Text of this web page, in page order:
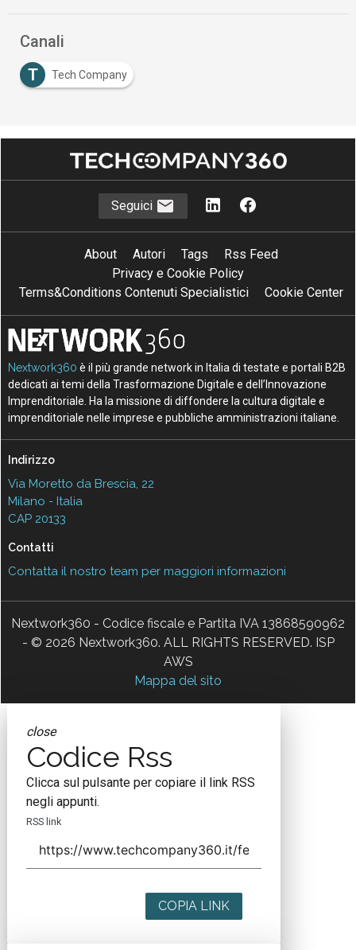
Canali
T
Tech Company
Seguici
About Autori Tags
Rss Feed
Privacy e Cookie Policy
Terms&Conditions Contenuti Specialistici
Cookie Center
Nextwork360 è il più grande network in Italia di testate e portali B2B
dedicati ai temi della Trasformazione Digitale e dell’Innovazione
Imprenditoriale. Ha la missione di diffondere la cultura digitale e
imprenditoriale nelle imprese e pubbliche amministrazioni italiane.
Indirizzo
Via Moretto da Brescia, 22
Milano - Italia
CAP 20133
Contatti
Contatta il nostro team per maggiori informazioni
Nextwork360 - Codice fiscale e Partita IVA 13868590962
- © 2026 Nextwork360. ALL RIGHTS RESERVED. ISP
AWS
Mappa del sito
close
Codice Rss
Clicca sul pulsante per copiare il link RSS
negli appunti.
RSS link
COPIA LINK